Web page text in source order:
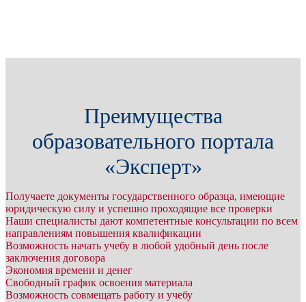
Преимущества
образовательного портала
«Эксперт»
Получаете документы государственного образца, имеющие
юридическую силу и успешно проходящие все проверки
Наши специалисты дают компетентные консультации по всем
направлениям повышения квалификации
Возможность начать учебу в любой удобный день после
заключения договора
Экономия времени и денег
Свободный график освоения материала
Возможность совмещать работу и учебу